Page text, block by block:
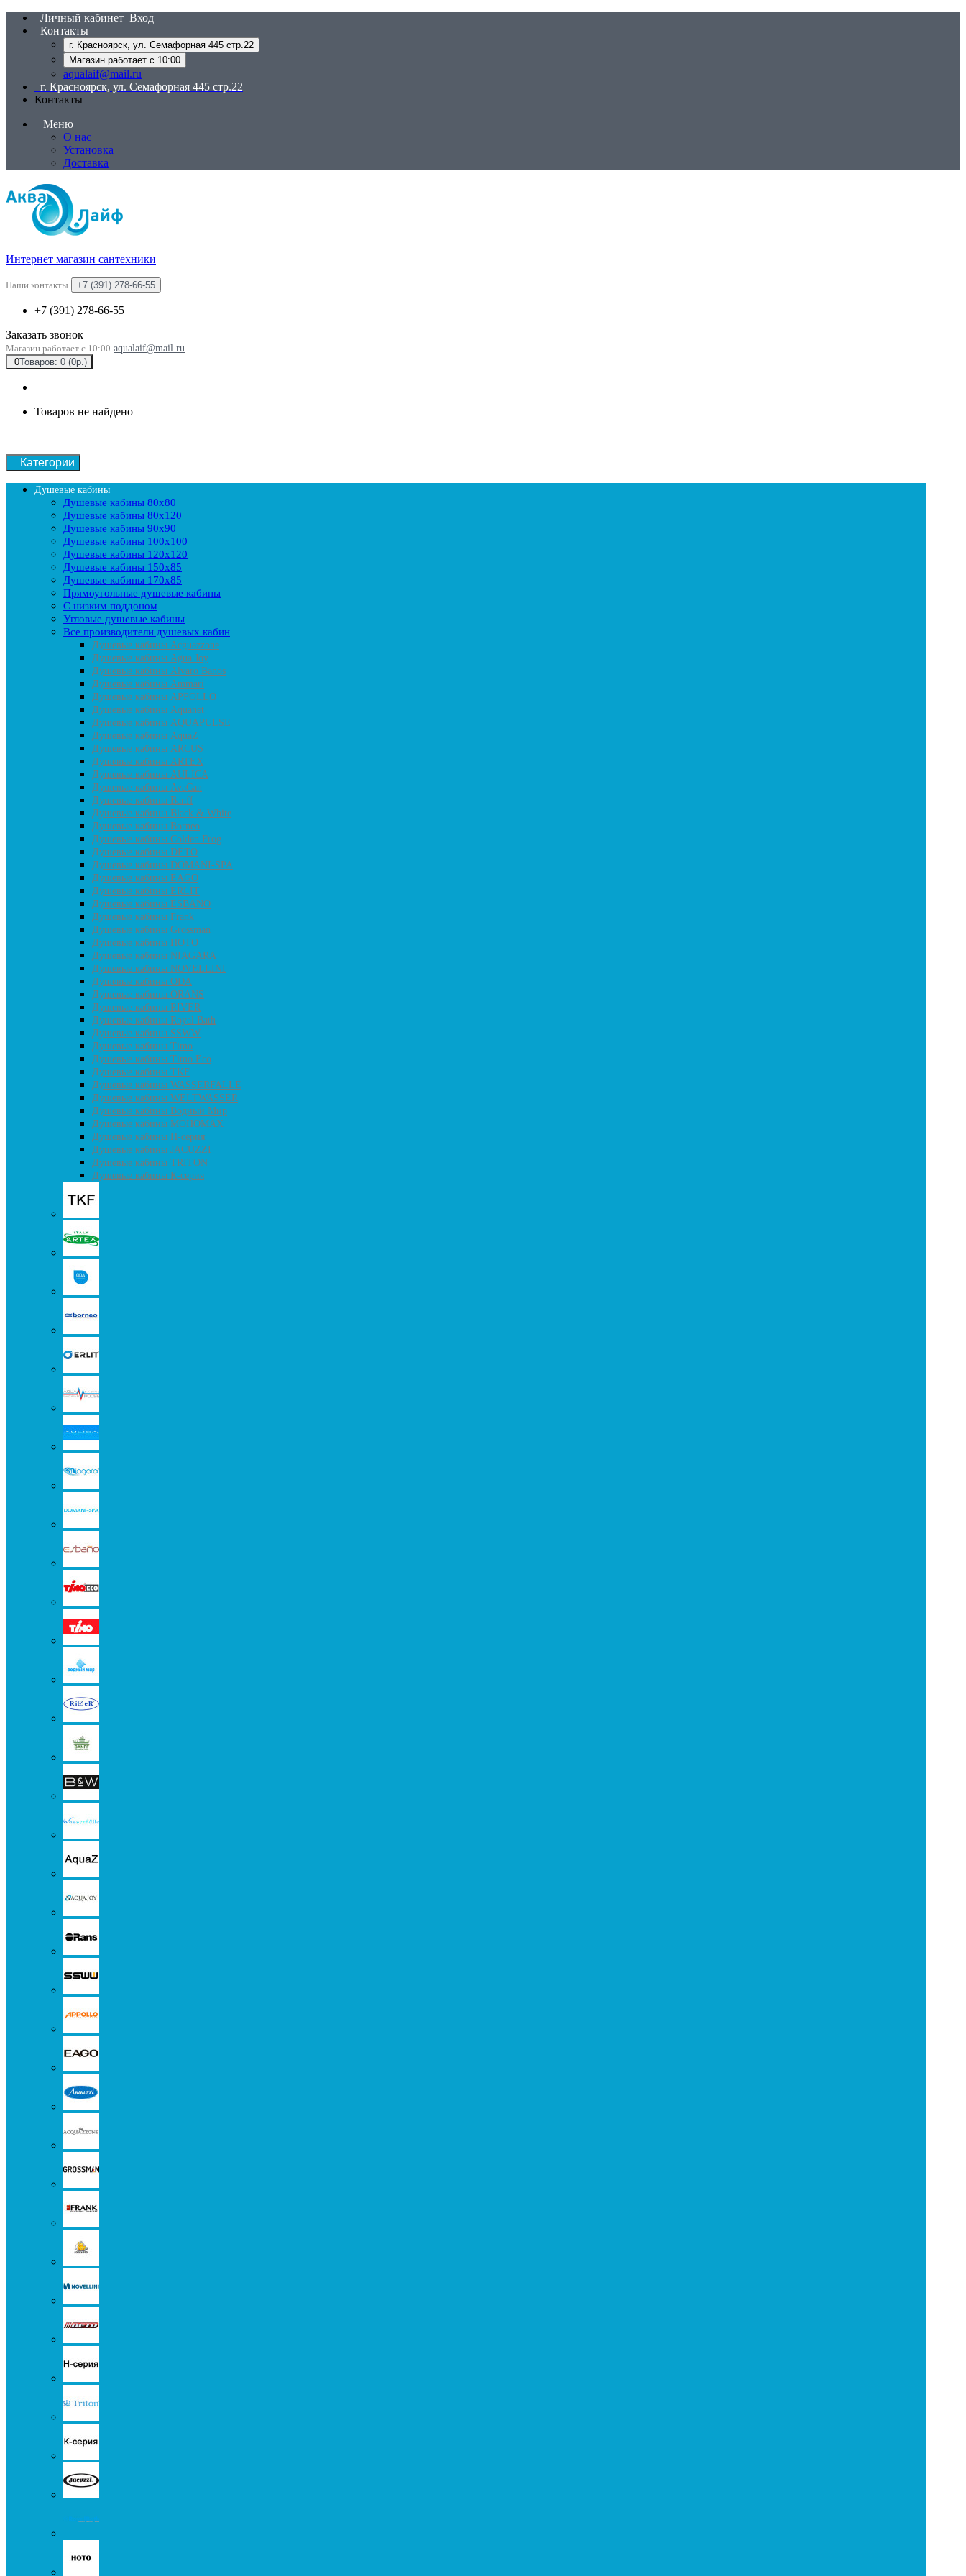
Личный кабинет Вход
Контакты
г. Красноярск, ул. Семафорная 445 стр.22
Магазин работает с 10:00
aqualaif@mail.ru
г. Красноярск, ул. Семафорная 445 стр.22
Контакты
Меню
О нас
Установка
Доставка
Интернет магазин сантехники
Наши контакты +7 (391) 278-66-55
+7 (391) 278-66-55
Заказать звонок
Магазин работает с 10:00 aqualaif@mail.ru
0Товаров: 0 (0р.)
Товаров не найдено
Категории
Душевые кабины
Душевые кабины 80x80
Душевые кабины 80x120
Душевые кабины 90х90
Душевые кабины 100x100
Душевые кабины 120x120
Душевые кабины 150x85
Душевые кабины 170x85
Прямоугольные душевые кабины
С низким поддоном
Угловые душевые кабины
Все производители душевых кабин
Душевые кабины Acguazzone
Душевые кабины Agua Joy
Душевые кабины Alvaro Banos
Душевые кабины Ammari
Душевые кабины APPOLLO
Душевые кабины Aquanet
Душевые кабины AQUAPULSE
Душевые кабины AquaZ
Душевые кабины ARCUS
Душевые кабины ARTEX
Душевые кабины AULICA
Душевые кабины AvaCan
Душевые кабины Banff
Душевые кабины Black & White
Душевые кабины Borneo
Душевые кабины Colden Frog
Душевые кабины DETO
Душевые кабины DOMANI-SPA
Душевые кабины EAGO
Душевые кабины ERLIT
Душевые кабины ESBANO
Душевые кабины Frank
Душевые кабины Grossman
Душевые кабины HOTO
Душевые кабины NIAGARA
Душевые кабины NOVELLINI
Душевые кабины ODA
Душевые кабины ORANS
Душевые кабины RIVER
Душевые кабины Royal Bath
Душевые кабины SSWW
Душевые кабины Timo
Душевые кабины Timo Eco
Душевые кабины TKF
Душевые кабины WASSERFALLE
Душевые кабины WELTWASSER
Душевые кабины Водный Мир
Душевые кабины МОНОМАХ
Душевые кабины H-серия
Душевые кабины JACUZZI
Душевые кабины TRITON
Душевые кабины К-серия